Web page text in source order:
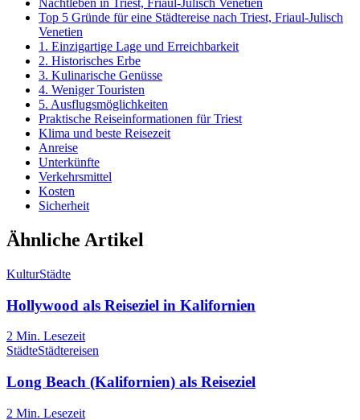
Nachtleben in Triest, Friaul-Julisch Venetien
Top 5 Gründe für eine Städtereise nach Triest, Friaul-Julisch
Venetien
1. Einzigartige Lage und Erreichbarkeit
2. Historisches Erbe
3. Kulinarische Genüsse
4. Weniger Touristen
5. Ausflugsmöglichkeiten
Praktische Reiseinformationen für Triest
Klima und beste Reisezeit
Anreise
Unterkünfte
Verkehrsmittel
Kosten
Sicherheit
Ähnliche Artikel
KulturStädte
Hollywood als Reiseziel in Kalifornien
2 Min. Lesezeit
StädteStädtereisen
Long Beach (Kalifornien) als Reiseziel
2 Min. Lesezeit